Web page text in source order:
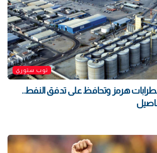
توب ستوري
هرمز وتحافظ على تدفق النفط..